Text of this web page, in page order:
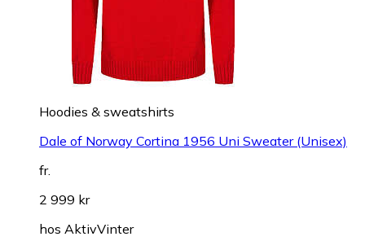
Hoodies & sweatshirts
Dale of Norway Cortina 1956 Uni Sweater (Unisex)
fr.
2 999 kr
hos AktivVinter